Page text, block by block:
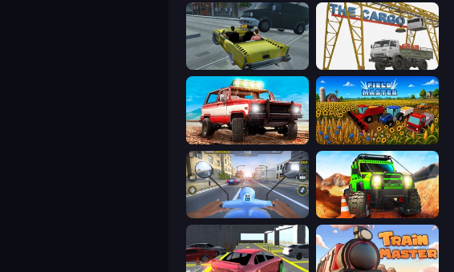
Freak Taxi Simulator The Cargo
Offroad Masters Challenge Field Master
Moto Racing Club Offroad Life 3D